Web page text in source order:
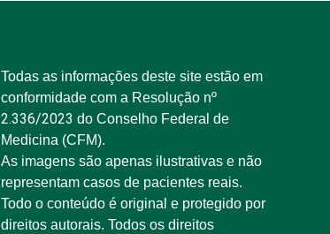
Todas as informações deste site estão em
conformidade com a Resolução nº
2.336/2023 do Conselho Federal de
Medicina (CFM).
As imagens são apenas ilustrativas e não
representam casos de pacientes reais.
Todo o conteúdo é original e protegido por
direitos autorais. Todos os direitos